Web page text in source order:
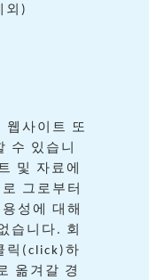
외 )
웹사이트 또
수 있습니
및
자료에
그로부터
성에
대해
습니다 . 회
릭 (click) 하
옮겨갈 경